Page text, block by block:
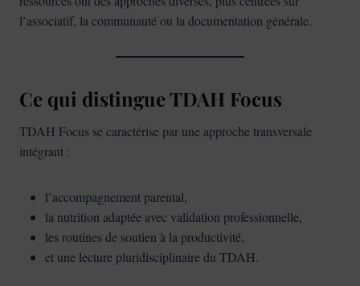
l’associatif, la communauté ou la documentation générale.
Ce qui distingue TDAH Focus
TDAH Focus se caractérise par une approche transversale
intégrant :
l’accompagnement parental,
la nutrition adaptée avec validation professionnelle,
les routines de soutien à la productivité,
et une lecture pluridisciplinaire du TDAH.